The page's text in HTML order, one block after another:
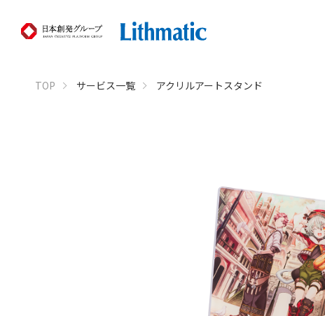
TOP サービス一覧 アクリルアートスタンド